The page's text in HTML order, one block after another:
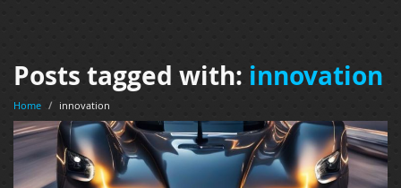
Posts tagged with: innovation
Home / innovation